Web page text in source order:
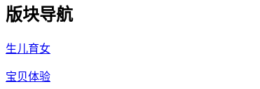
版块导航
生儿育女
宝贝体验